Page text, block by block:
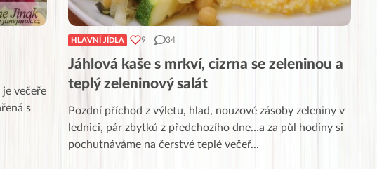
večeře
s
HLAVNÍ JÍDLA 9 34
Jáhlová kaše s mrkví, cizrna se zeleninou a
teplý zeleninový salát
Pozdní příchod z výletu, hlad, nouzové zásoby zeleniny v
lednici, pár zbytků z předchozího dne…a za půl hodiny si
pochutnáváme na čerstvé teplé večeř...